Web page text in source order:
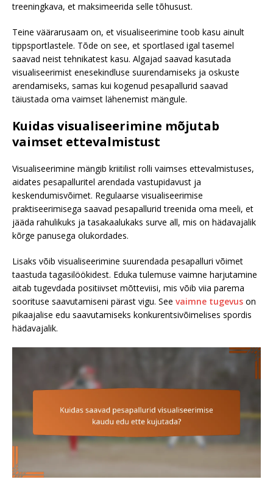
treeningkava, et maksimeerida selle tõhusust.
Teine väärarusaam on, et visualiseerimine toob kasu ainult
tippsportlastele. Tõde on see, et sportlased igal tasemel
saavad neist tehnikatest kasu. Algajad saavad kasutada
visualiseerimist enesekindluse suurendamiseks ja oskuste
arendamiseks, samas kui kogenud pesapallurid saavad
täiustada oma vaimset lähenemist mängule.
Kuidas visualiseerimine mõjutab
vaimset ettevalmistust
Visualiseerimine mängib kriitilist rolli vaimses ettevalmistuses,
aidates pesapalluritel arendada vastupidavust ja
keskendumisvõimet. Regulaarse visualiseerimise
praktiseerimisega saavad pesapallurid treenida oma meeli, et
jääda rahulikuks ja tasakaalukaks surve all, mis on hädavajalik
kõrge panusega olukordades.
Lisaks võib visualiseerimine suurendada pesapalluri võimet
taastuda tagasilöökidest. Eduka tulemuse vaimne harjutamine
aitab tugevdada positiivset mõtteviisi, mis võib viia parema
soorituse saavutamiseni pärast vigu. See vaimne tugevus on
pikaajalise edu saavutamiseks konkurentsivõimelises spordis
hädavajalik.